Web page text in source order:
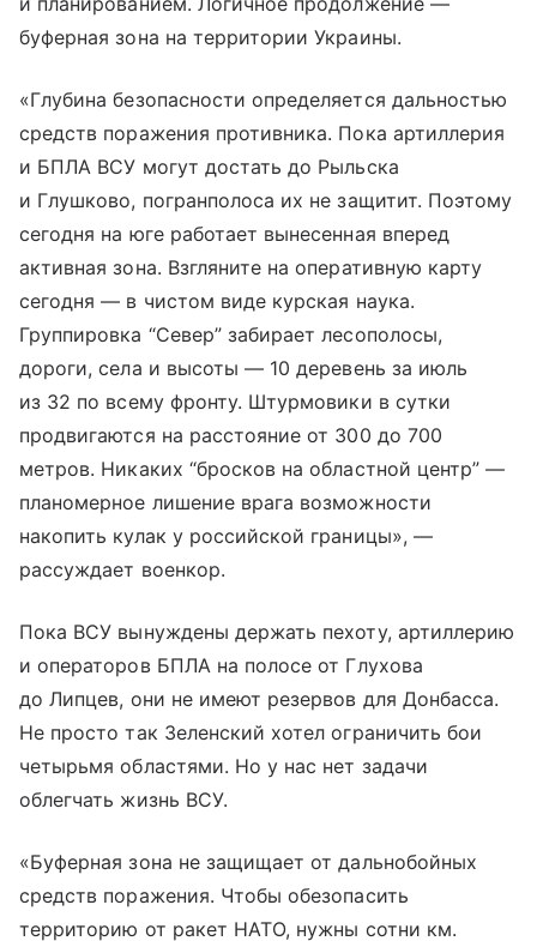
буферная зона на территории Украины.
«Глубина безопасности определяется дальностью
средств поражения противника. Пока артиллерия
и БПЛА ВСУ могут достать до Рыльска
и Глушково, погранполоса их не защитит. Поэтому
сегодня на юге работает вынесенная вперед
активная зона. Взгляните на оперативную карту
сегодня — в чистом виде курская наука.
Группировка “Север” забирает лесополосы,
дороги, села и высоты — 10 деревень за июль
из 32 по всему фронту. Штурмовики в сутки
продвигаются на расстояние от 300 до 700
метров. Никаких “бросков на областной центр” —
планомерное лишение врага возможности
накопить кулак у российской границы», —
рассуждает военкор.
Пока ВСУ вынуждены держать пехоту, артиллерию
и операторов БПЛА на полосе от Глухова
до Липцев, они не имеют резервов для Донбасса.
Не просто так Зеленский хотел ограничить бои
четырьмя областями. Но у нас нет задачи
облегчать жизнь ВСУ.
«Буферная зона не защищает от дальнобойных
средств поражения. Чтобы обезопасить
территорию от ракет НАТО, нужны сотни км.